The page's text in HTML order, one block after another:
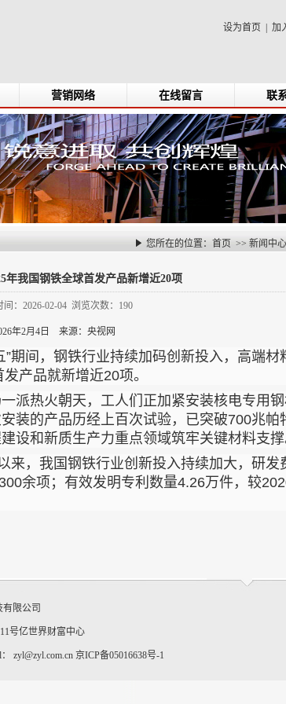
设为首页 加
营销网络 在线留言 联
您所在的位置： 首页 >> 新闻中心
年我国钢铁全球首发产品新增近20项
间：2026-02-04 浏览次数：190
年2月4日 来源：央视网
期间，钢铁行业持续加码创新投入，高端材
产品就新增近20项。
派热火朝天，工人们正加紧安装核电专用
装的产品历经上百次试验，已突破700兆帕
设和新质生产力重点领域筑牢关键材料支撑
来，我国钢铁行业创新投入持续加大，研发
余项；有效发明专利数量4.26万件，较
限公司
号亿世界财富中心
zyl@zyl.com.cn 京ICP备05016638号-1